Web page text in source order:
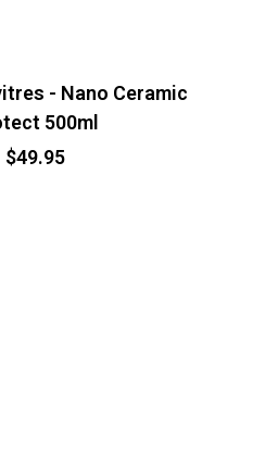
- Nano Ceramic
500ml
$49.95